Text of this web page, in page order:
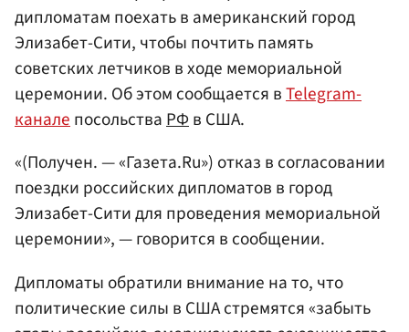
дипломатам поехать в американский город
Элизабет-Сити, чтобы почтить память
советских летчиков в ходе мемориальной
церемонии. Об этом сообщается вTelegram-
каналепосольстваРФв США.
«(Получен. — «Газета.Ru») отказ в согласовании
поездки российских дипломатов в город
Элизабет-Сити для проведения мемориальной
церемонии», — говорится в сообщении.
Дипломаты обратили внимание на то, что
политические силы в США стремятся «забыть